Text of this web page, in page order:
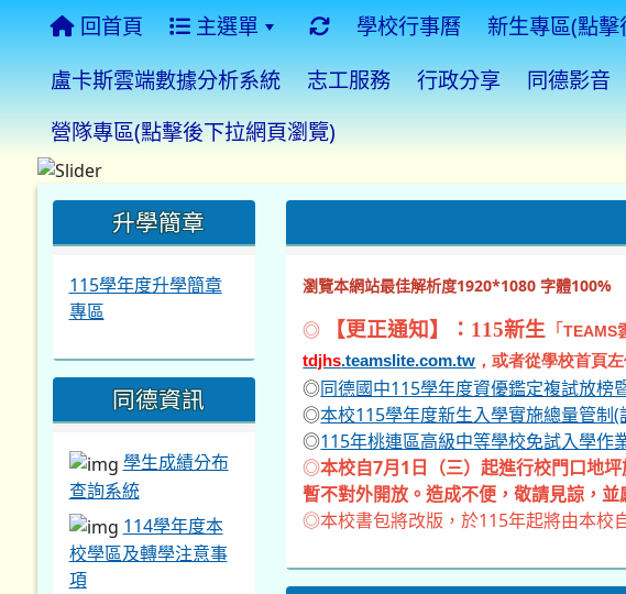
回首頁 主選單 學校行事曆 新生專區(點
盧卡斯雲端數據分析系統
志工服務 行政分享 同德影音
營隊專區(點擊後下拉網頁瀏覽)
瀏覽本網站最佳解析度1920*1080 字體100%
◎ 【更正通知】：115新生 「TEAMS
tdjhs.teamslite.com.tw ，或者從學校首頁
◎同德國中115學年度資優鑑定複試放榜
◎本校115學年度新生入學實施總量管制
◎115年桃連區高級中等學校免試入學作
◎本校自7月1日（三）起進行校門口地
暫不對外開放。造成不便，敬請見諒，
◎本校書包將改版，於115年起將由本校
::: 升學簡章
115學年度升學簡章
專區
同德資訊
學生成績分布
查詢系統
114學年度本
校學區及轉學注意事
項